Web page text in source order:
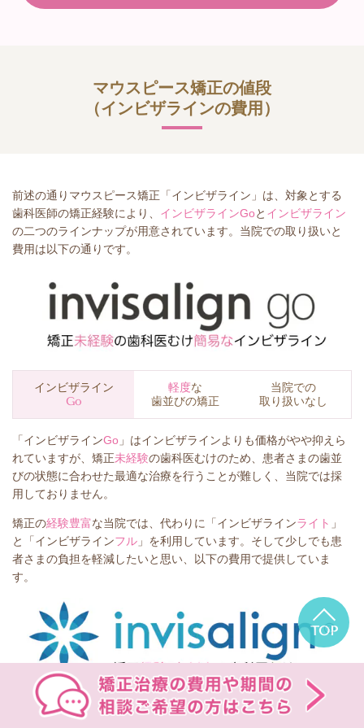
無料相談WEB予約
マウスピース矯正の値段
（インビザラインの費用）
前述の通りマウスピース矯正「インビザライン」は、対象とする
歯科医師の矯正経験により、 インビザラインGoと インビザライン
の二つのラインナップが用意されています。当院での取り扱いと
費用は以下の通りです。
インビザライン
Go
軽度な
歯並びの矯正
当院での
取り扱いなし
「インビザラインGo 」はインビザラインよりも価格がやや抑えら
れていますが、矯正未経験の歯科医むけのため、患者さまの歯並
びの状態に合わせた最適な治療を行うことが難しく、当院では採
用しておりません。
矯正の経験豊富な当院では、代わりに「インビザラインライト 」
と「インビザラインフル 」を利用しています。そして少しでも患
者さまの負担を軽減したいと思い、以下の費用で提供していま
す。
TOP